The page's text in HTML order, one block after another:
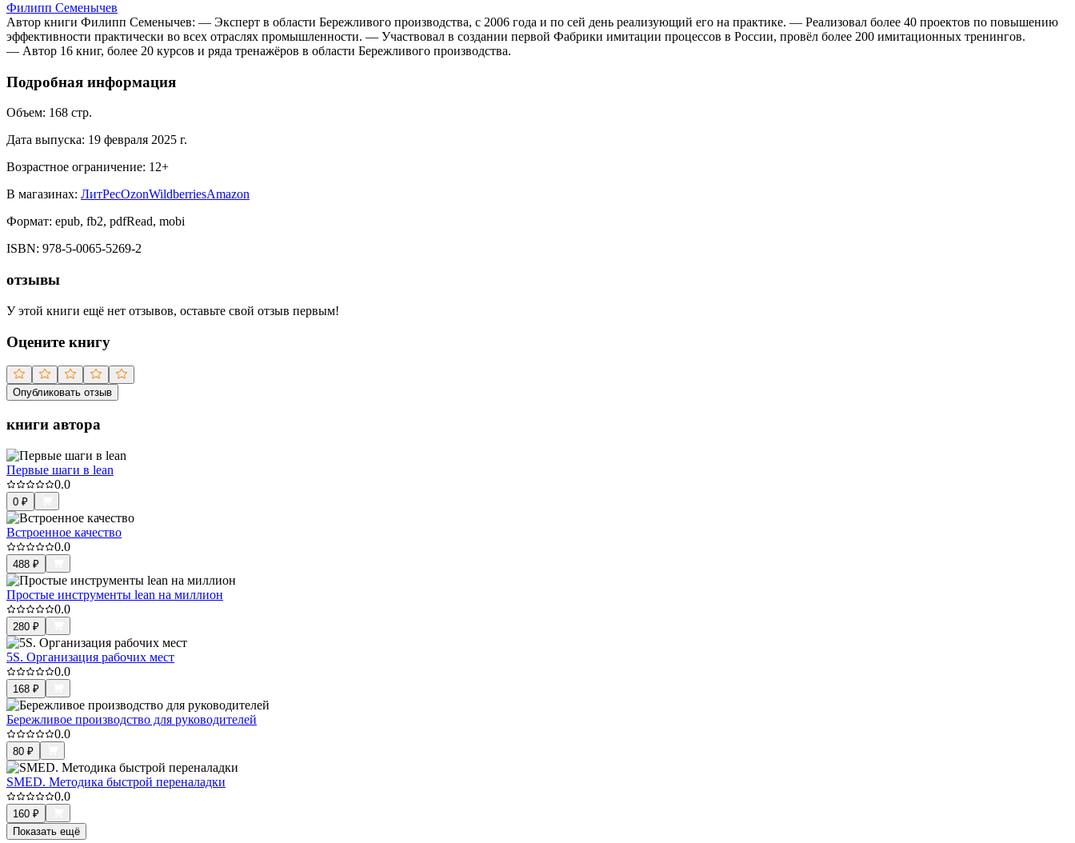
Филипп Семенычев
Автор книги Филипп Семенычев: — Эксперт в области Бережливого производства, с 2006 года и по сей день реализующий его на практике. — Реализовал более 40 проектов по повышению
эффективности практически во всех отраслях промышленности. — Участвовал в создании первой Фабрики имитации процессов в России, провёл более 200 имитационных тренингов.
— Автор 16 книг, более 20 курсов и ряда тренажёров в области Бережливого производства.
Подробная информация
Объем: 168 стр.
Дата выпуска: 19 февраля 2025 г.
Возрастное ограничение: 12+
В магазинах: ЛитРесOzonWildberriesAmazon
Формат: epub, fb2, pdfRead, mobi
ISBN: 978-5-0065-5269-2
отзывы
У этой книги ещё нет отзывов, оставьте свой отзыв первым!
Оцените книгу
Опубликовать отзыв
книги автора
Первые шаги в lean
0.0
0 ₽
Встроенное качество
0.0
488 ₽
Простые инструменты lean на миллион
0.0
280 ₽
5S. Организация рабочих мест
0.0
168 ₽
Бережливое производство для руководителей
0.0
80 ₽
SMED. Методика быстрой переналадки
0.0
160 ₽
Показать ещё